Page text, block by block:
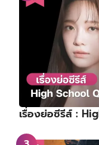
เรื่องย่อซีรีส์ :